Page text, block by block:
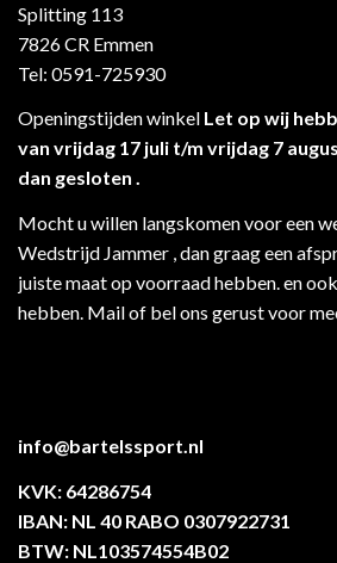
Splitting 113
7826 CR Emmen
Tel: 0591-725930
Openingstijden winkel Let op wij
van vrijdag 17 juli t/m vrijdag 7
dan gesloten .
Mocht u willen langskomen voor een
Wedstrijd Jammer , dan graag een
juiste maat op voorraad hebben. en
hebben. Mail of bel ons gerust voor
info@bartelssport.nl
KVK: 64286754
IBAN: NL 40 RABO 0307922731
BTW: NL103574554B02